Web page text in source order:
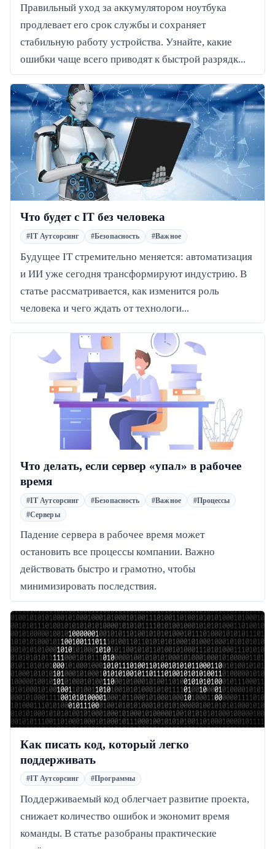
Правильный уход за аккумулятором ноутбука
продлевает его срок службы и сохраняет
стабильную работу устройства. Узнайте, какие
ошибки чаще всего приводят к быстрой разрядк...
Что будет с IT без человека
#IT Аутсорсинг #Безопасность #Важное
Будущее IT стремительно меняется: автоматизация
и ИИ уже сегодня трансформируют индустрию. В
статье рассматривается, как изменится роль
человека и чего ждать от технологи...
Что делать, если сервер «упал» в рабочее
время
#IT Аутсорсинг #Безопасность #Важное
#Процессы
#Серверы
Падение сервера в рабочее время может
остановить все процессы компании. Важно
действовать быстро и грамотно, чтобы
минимизировать последствия.
Как писать код, который легко
поддерживать
#IT Аутсорсинг #Программы
Поддерживаемый код облегчает развитие проекта,
снижает количество ошибок и экономит время
команды. В статье разобраны практические